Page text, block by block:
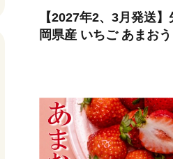
【2027年2、3月発送
岡県産 いちご あまおう 約250g×4P
(約1,000g) 冷蔵 小分
チゴ フルーツ 果物 ス
数量限定 期間限定